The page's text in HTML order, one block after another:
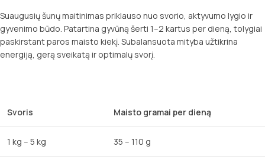
Suaugusių šunų maitinimas priklauso nuo svorio, aktyvumo lygio ir
gyvenimo būdo. Patartina gyvūną šerti 1–2 kartus per dieną, tolygiai
paskirstant paros maisto kiekį. Subalansuota mityba užtikrina
energiją, gerą sveikatą ir optimalų svorį.
Svoris Maisto gramai per dieną
1 kg – 5 kg 35 – 110 g